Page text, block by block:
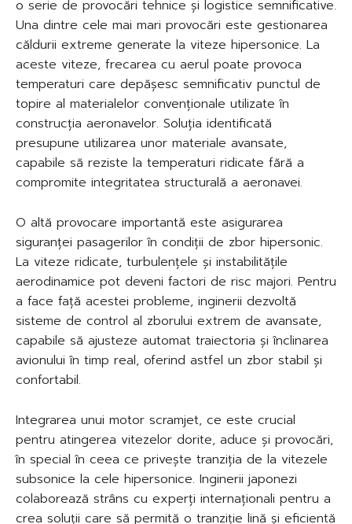
o serie de provocări tehnice și logistice semnificative.
Una dintre cele mai mari provocări este gestionarea
căldurii extreme generate la viteze hipersonice. La
aceste viteze, frecarea cu aerul poate provoca
temperaturi care depășesc semnificativ punctul de
topire al materialelor convenționale utilizate în
construcția aeronavelor. Soluția identificată
presupune utilizarea unor materiale avansate,
capabile să reziste la temperaturi ridicate fără a
compromite integritatea structurală a aeronavei.
O altă provocare importantă este asigurarea
siguranței pasagerilor în condiții de zbor hipersonic.
La viteze ridicate, turbulențele și instabilitățile
aerodinamice pot deveni factori de risc majori. Pentru
a face față acestei probleme, inginerii dezvoltă
sisteme de control al zborului extrem de avansate,
capabile să ajusteze automat traiectoria și înclinarea
avionului în timp real, oferind astfel un zbor stabil și
confortabil.
Integrarea unui motor scramjet, ce este crucial
pentru atingerea vitezelor dorite, aduce și provocări,
în special în ceea ce privește tranziția de la vitezele
subsonice la cele hipersonice. Inginerii japonezi
colaborează strâns cu experți internaționali pentru a
crea soluții care să permită o tranziție lină și eficientă